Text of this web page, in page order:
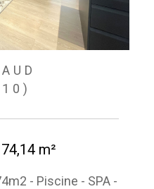
m²
- Piscine - SPA -